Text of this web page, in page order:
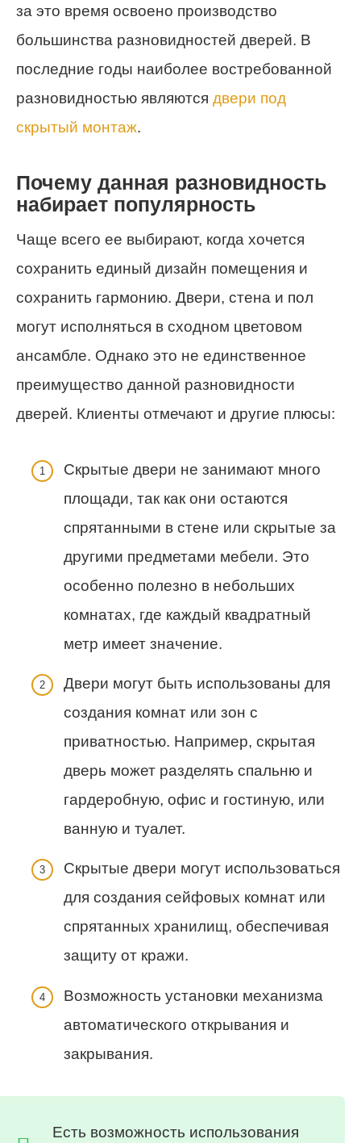
за это время освоено производство
большинства разновидностей дверей. В
последние годы наиболее востребованной
разновидностью являются двери под
скрытый монтаж.
Почему данная разновидность
набирает популярность
Чаще всего ее выбирают, когда хочется
сохранить единый дизайн помещения и
сохранить гармонию. Двери, стена и пол
могут исполняться в сходном цветовом
ансамбле. Однако это не единственное
преимущество данной разновидности
дверей. Клиенты отмечают и другие плюсы:
Скрытые двери не занимают много
площади, так как они остаются
спрятанными в стене или скрытые за
другими предметами мебели. Это
особенно полезно в небольших
комнатах, где каждый квадратный
метр имеет значение.
Двери могут быть использованы для
создания комнат или зон с
приватностью. Например, скрытая
дверь может разделять спальню и
гардеробную, офис и гостиную, или
ванную и туалет.
Скрытые двери могут использоваться
для создания сейфовых комнат или
спрятанных хранилищ, обеспечивая
защиту от кражи.
Возможность установки механизма
автоматического открывания и
закрывания.
Есть возможность использования